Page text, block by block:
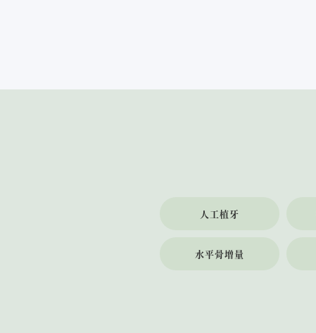
人工植牙
水平骨增量